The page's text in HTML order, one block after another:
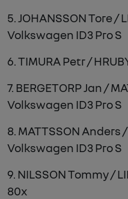
5. JOHANSSON Tore /
Volkswagen ID3 Pro S
6. TIMURA Petr /
7. BERGETORP Jan /
Volkswagen ID3 Pro S
8. MATTSSON Anders
Volkswagen ID3 Pro S
9. NILSSON Tommy /
80x